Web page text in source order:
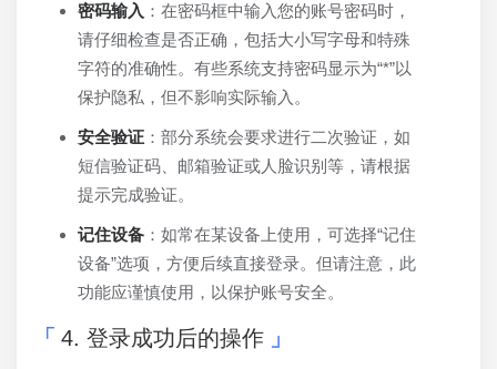
密码输入 ：在密码框中输入您的账号密码时，
请仔细检查是否正确，包括大小写字母和特殊
字符的准确性。有些系统支持密码显示为“*”以
保护隐私，但不影响实际输入。
安全验证 ：部分系统会要求进行二次验证，如
短信验证码、邮箱验证或人脸识别等，请根据
提示完成验证。
记住设备 ：如常在某设备上使用，可选择“记住
设备”选项，方便后续直接登录。但请注意，此
功能应谨慎使用，以保护账号安全。
4. 登录成功后的操作